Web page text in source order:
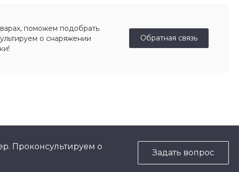
поможем подобрать
о снаряжении
Обратная связь
Проконсультируем о
Задать вопрос